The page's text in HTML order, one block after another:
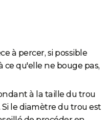
à percer, si possible
ce qu'elle ne bouge pas,
à la taille du trou
le diamètre du trou est